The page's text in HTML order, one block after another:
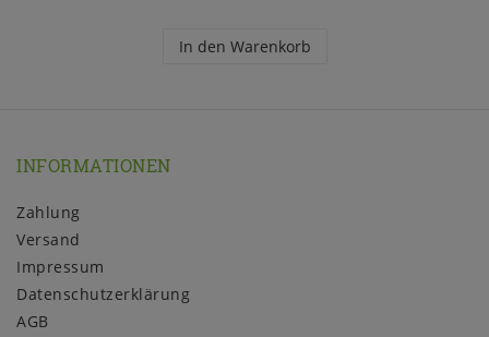
In den Warenkorb
INFORMATIONEN
Zahlung
Versand
Impressum
Daten­schutz­erklärung
AGB